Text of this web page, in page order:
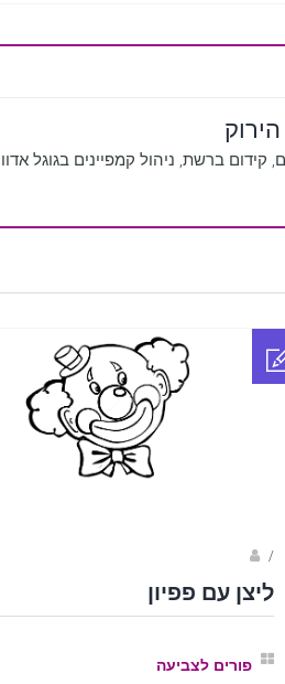
קידום ברשת, ניהול קמפיינים בגוגל
/
ליצן עם פפיון
פורים לצביעה